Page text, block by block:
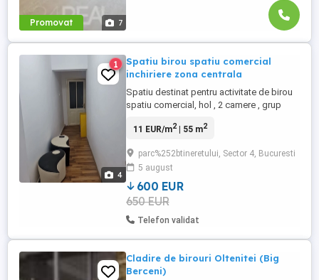
Promovat 7
4
1
Spatiu birou spatiu comercial
inchiriere zona centrala
Spatiu destinat pentru activitate de birou
spatiu comercial, hol , 2 camere , grup
conditionat , situat in zona centrala ,
11 EUR/m2| 55 m2
parc%252btineretului, Sector 4, Bucuresti
5 august
600 EUR
650 EUR
Telefon validat
Cladire de birouri Oltenitei (Big
Berceni)